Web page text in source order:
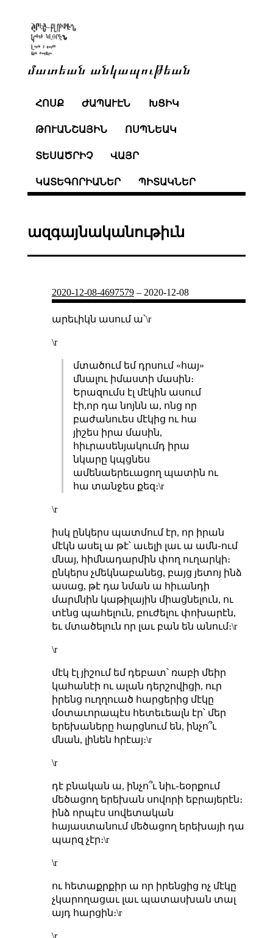
մատեան անկապութեան
ՀՈՍՔ ԺԱՊԱՒԷՆ ԽՑԻԿ
ԹՈՒԱՆՇԱՅԻՆ ՈՍՊՆԵԱԿ
ՏԵՍԱԾՐԻՉ ՎԱՅՐ
ԿԱՏԵԳՈՐԻԱՆԵՐ ՊԻՏԱԿՆԵՐ
ազգայնականութիւն
2020-12-08-4697579– 2020-12-08
արեւիկն ասում ա՝\r
\r
մտածում եմ դրսում «հայ»
մնալու իմաստի մասին։
Երազումս էլ մէկին ասում
էի,որ դա նոյնն ա, ոնց որ
բաժանուես մէկից ու հա
յիշես իրա մասին,
հիւրասենյակումդ իրա
նկարը կպցնես
ամենաերեւացող պատին ու
հա տանջես քեզ։\r
\r
իսկ ընկերս պատմում էր, որ իրան
մէկն ասել ա թէ՝ աւելի լաւ ա ամն֊ում
մնայ, հիմնադարմին փող ուղարկի։
ընկերս չմեկնաբանեց, բայց յետոյ ինձ
ասաց, թէ դա նման ա հիւանդի
մարմնին կաթիլային միացնելուն, ու
տէնց պահելուն, բուժելու փոխարէն,
եւ մտածելուն որ լաւ բան են անում։\r
\r
մէկ էլ յիշում եմ դեբատ՝ ռաբի մեիր
կահանէի ու ալան դերշովիցի, ուր
իրենց ուղղուած հարցերից մէկը
մօտաւորապէս հետեւեալն էր՝ մեր
երեխաները հարցնում են, ինչո՞ւ
մնան, լինեն հրէայ։\r
\r
դէ բնական ա, ինչո՞ւ նիւ֊եօրքում
մեծացող երեխան սովորի եբրայերէն։
ինձ որպէս սովետական
հայաստանում մեծացող երեխայի դա
պարզ չէր։\r
\r
ու հետաքրքիր ա որ իրենցից ոչ մէկը
չկարողացաւ լաւ պատասխան տալ
այդ հարցին։\r
\r